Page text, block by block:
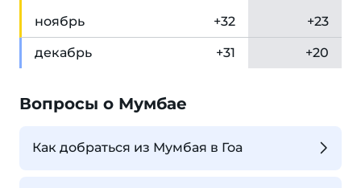
ноябрь +32 +23
декабрь +31 +20
Вопросы о Мумбае
Как добраться из Мумбая в Гоа